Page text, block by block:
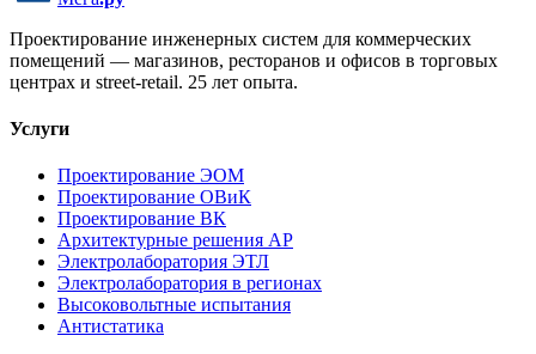
Проектирование инженерных систем для коммерческих
помещений — магазинов, ресторанов и офисов в торговых
центрах и street-retail. 25 лет опыта.
Услуги
Проектирование ЭОМ
Проектирование ОВиК
Проектирование ВК
Архитектурные решения АР
Электролаборатория ЭТЛ
Электролаборатория в регионах
Высоковольтные испытания
Антистатика